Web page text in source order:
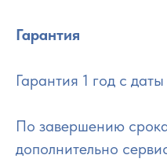
Гарантия
Гарантия 1 год с
По завершению
дополнительно